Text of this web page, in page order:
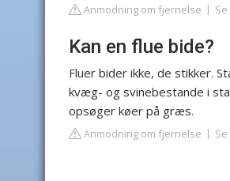
Anmodning om fjernelse
Kan en flue bide?
Fluer bider ikke, de stikker.
kvæg- og svinebestande i
opsøger køer på græs.
Anmodning om fjernelse